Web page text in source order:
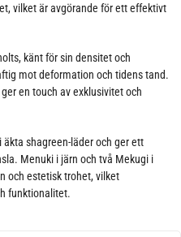
vilket är avgörande för ett effektivt
känt för sin densitet och
mot deformation och tidens tand.
en touch av exklusivitet och
äkta shagreen-läder och ger ett
Menuki i järn och två Mekugi i
och estetisk trohet, vilket
funktionalitet.